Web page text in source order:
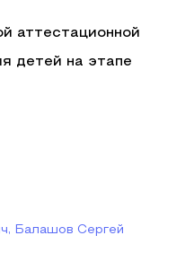
аттестационной
детей на этапе
Балашов Сергей